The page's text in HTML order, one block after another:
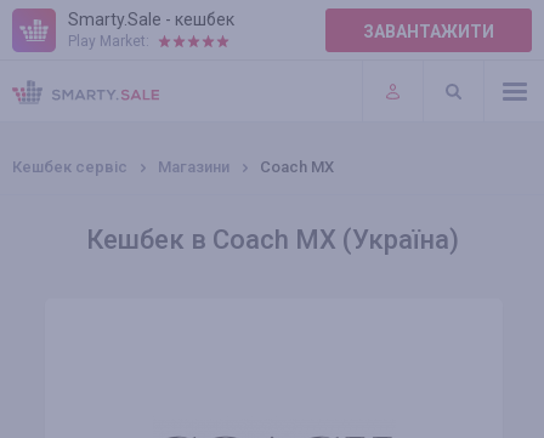
Smarty.Sale - кешбек
Play Market: ЗАВАНТАЖИТИ
ПРАВИЛА
ПЛАГІНИ
Кешбек сервіс Магазини Coach MX
Кешбек в Coach MX (Україна)